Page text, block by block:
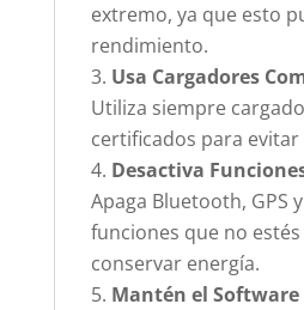
extremo, ya que esto
rendimiento.
Usa Cargadores
Utiliza siempre
certificados para
Desactiva
Apaga Bluetooth, GPS
funciones que no
conservar energía.
Mantén el